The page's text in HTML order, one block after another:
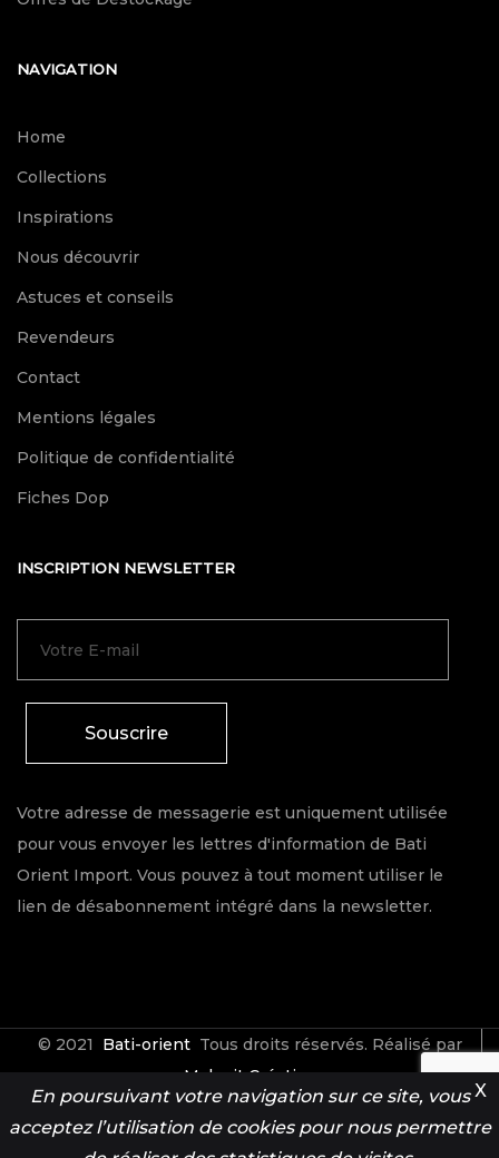
NAVIGATION
Home
Collections
Inspirations
Nous découvrir
Astuces et conseils
Revendeurs
Contact
Mentions légales
Politique de confidentialité
Fiches Dop
INSCRIPTION NEWSLETTER
Souscrire
Votre adresse de messagerie est uniquement utilisée
pour vous envoyer les lettres d'information de Bati
Orient Import. Vous pouvez à tout moment utiliser le
lien de désabonnement intégré dans la newsletter.
© 2021 Bati-orient Tous droits réservés. Réalisé par
Make it Créative
Contact Espace Pro
En poursuivant votre navigation sur ce site, vous
acceptez l’utilisation de cookies pour nous permettre
X